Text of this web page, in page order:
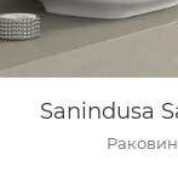
Sanindusa